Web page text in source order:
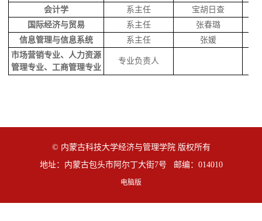
会计学
系主任
宝胡日查
国际经济与贸易
系主任
张春璐
信息管理与信息系统
系主任
张媛
市场营销专业、人力资源
管理专业、工商管理专业
专业负责人
© 内蒙古科技大学经济与管理学院 版权所有
地址：内蒙古包头市阿尔丁大街7号 邮编：014010
电脑版